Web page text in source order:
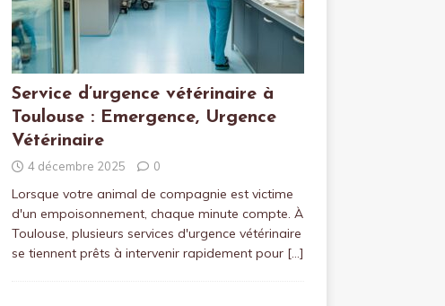
Service d’urgence vétérinaire à
Toulouse : Emergence, Urgence
Vétérinaire
4 décembre 2025 0
Lorsque votre animal de compagnie est victime
d'un empoisonnement, chaque minute compte. À
Toulouse, plusieurs services d'urgence vétérinaire
se tiennent prêts à intervenir rapidement pour […]